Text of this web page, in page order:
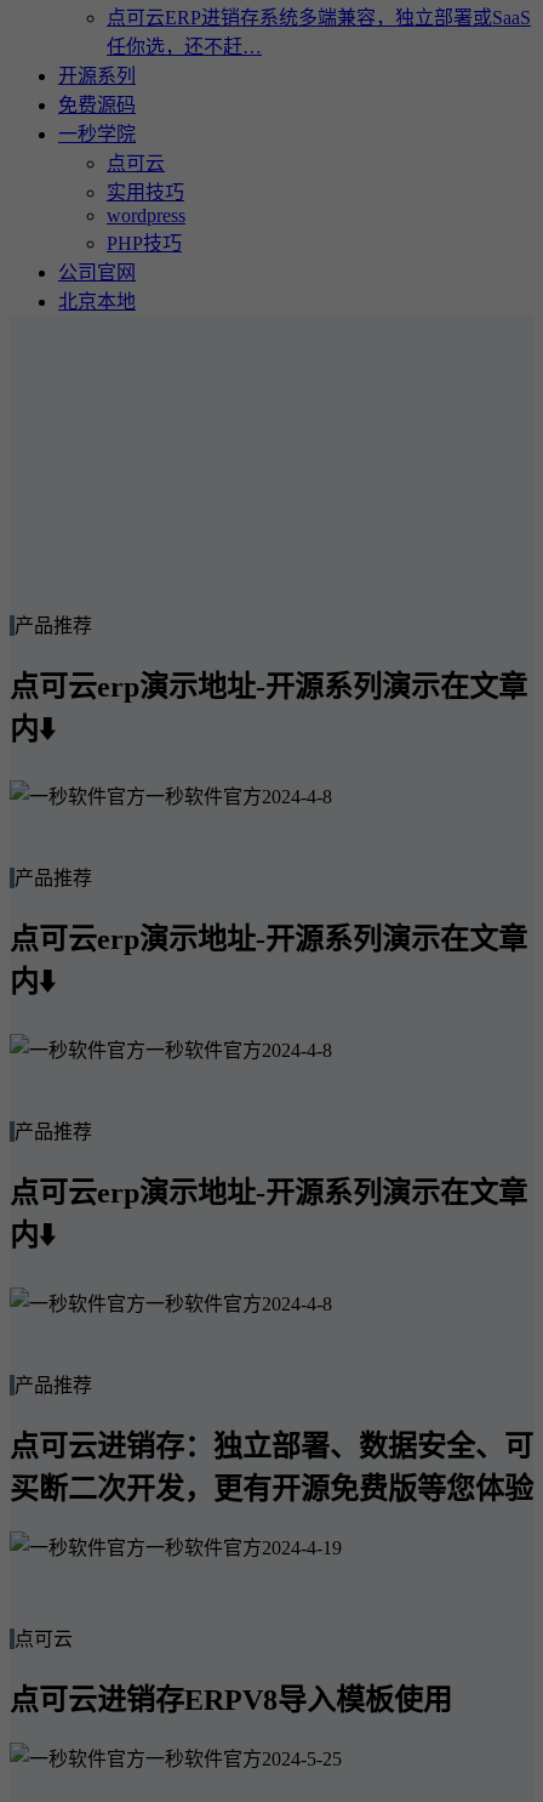
点可云ERP进销存系统多端兼容，独立部署或SaaS
任你选，还不赶…
开源系列
免费源码
一秒学院
点可云
实用技巧
wordpress
PHP技巧
公司官网
北京本地
产品推荐
点可云erp演示地址-开源系列演示在文章
内⬇️
一秒软件官方2024-4-8
产品推荐
点可云erp演示地址-开源系列演示在文章
内⬇️
一秒软件官方2024-4-8
产品推荐
点可云erp演示地址-开源系列演示在文章
内⬇️
一秒软件官方2024-4-8
产品推荐
点可云进销存：独立部署、数据安全、可
买断二次开发，更有开源免费版等您体验
一秒软件官方2024-4-19
点可云
点可云进销存ERPV8导入模板使用
一秒软件官方2024-5-25